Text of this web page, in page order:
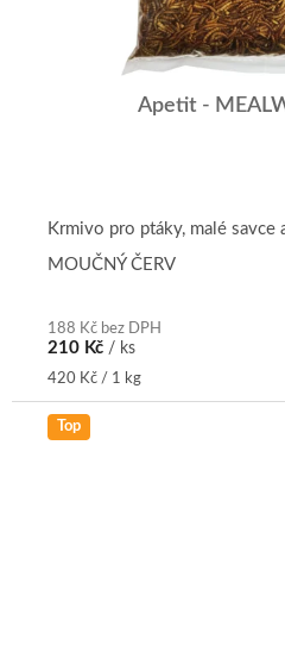
Apetit -
188 Kč bez DPH
210 Kč / ks
Měrná
cena:
420 Kč / 1 kg
Krmivo pro ptáky, malé savce
MOUČNÝ ČERV
Top